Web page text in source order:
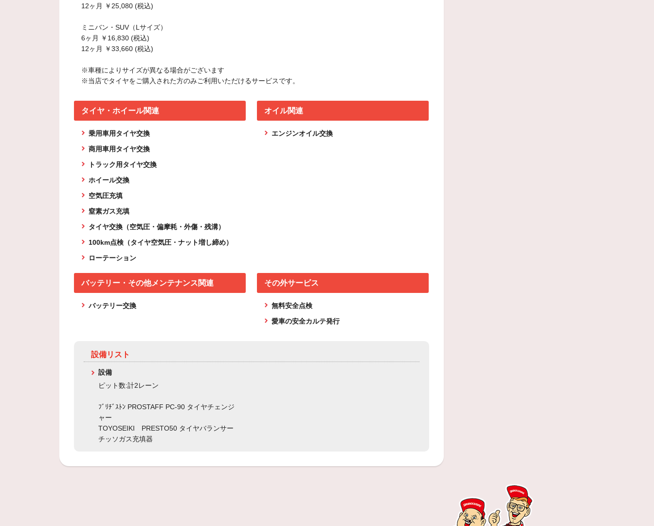
12ヶ月 ￥25,080 (税込)
ミニバン・SUV（Lサイズ）
6ヶ月 ￥16,830 (税込)
12ヶ月 ￥33,660 (税込)
※車種によりサイズが異なる場合がございます
※当店でタイヤをご購入された方のみご利用いただけるサービスです。
タイヤ・ホイール関連
乗用車用タイヤ交換
商用車用タイヤ交換
トラック用タイヤ交換
ホイール交換
空気圧充填
窒素ガス充填
タイヤ交換（空気圧・偏摩耗・外傷・残溝）
100km点検（タイヤ空気圧・ナット増し締め）
ローテーション
オイル関連
エンジンオイル交換
バッテリー・その他メンテナンス関連
バッテリー交換
その外サービス
無料安全点検
愛車の安全カルテ発行
設備リスト
設備
ピット数:計2レーン
ﾌﾞﾘﾁﾞｽﾄﾝ PROSTAFF PC-90 タイヤチェンジ
ャー
TOYOSEIKI PRESTO50 タイヤバランサー
チッソガス充填器